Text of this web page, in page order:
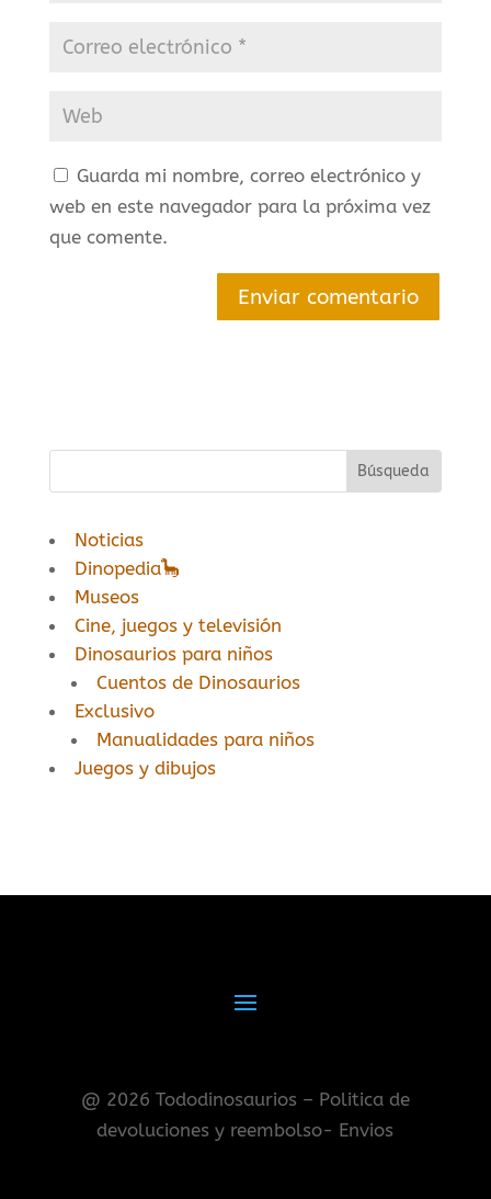
Guarda mi nombre, correo electrónico y
web en este navegador para la próxima vez
que comente.
Enviar comentario
Noticias
Dinopedia🦕
Museos
Cine, juegos y televisión
Dinosaurios para niños
Cuentos de Dinosaurios
Exclusivo
Manualidades para niños
Juegos y dibujos
@ 2026 Tododinosaurios – Politica de
devoluciones y reembolso- Envios